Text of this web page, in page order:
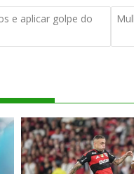
e aplicar golpe do